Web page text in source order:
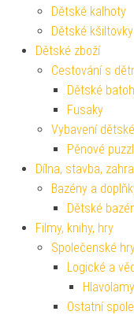
Dětské kalhoty
Dětské
Dětské zboží
Cestování s
Dětské
Fusaky
Vybavení
Pěnové
Dílna, stavba,
Bazény a
Dětské
Filmy, knihy, hry
Společenské
Logické a
Hlavolamy
Ostatní